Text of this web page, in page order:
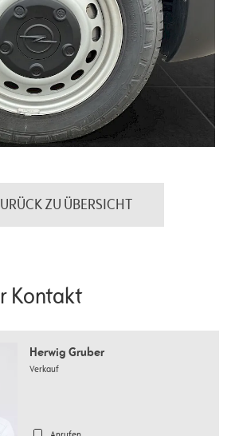
ZU ÜBERSICHT
Kontakt
Herwig Gruber
Verkauf